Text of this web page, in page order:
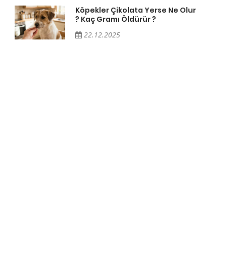
Köpekler Çikolata Yerse Ne Olur
? Kaç Gramı Öldürür ?
22.12.2025